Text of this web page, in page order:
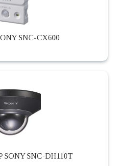
SNC-CX600
SONY SNC-DH110T